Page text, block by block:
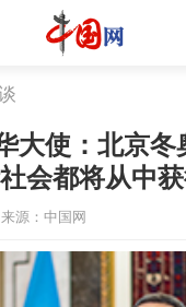
大使：北京冬
会都将从中
来源：中国网